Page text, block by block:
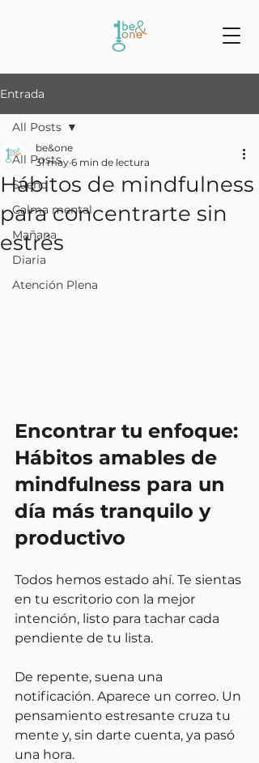
Entrada
All Posts
Sueño
Calma mental
Mañana
Diaria
Atención Plena
All Posts
Hábitos de mindfulness
para concentrarte sin
estrés
be&one
31 may 6 min de lectura
Encontrar tu enfoque:
Hábitos amables de
mindfulness para un
día más tranquilo y
productivo
Todos hemos estado ahí. Te sientas
en tu escritorio con la mejor
intención, listo para tachar cada
pendiente de tu lista.
De repente, suena una
notificación. Aparece un correo. Un
pensamiento estresante cruza tu
mente y, sin darte cuenta, ya pasó
una hora.